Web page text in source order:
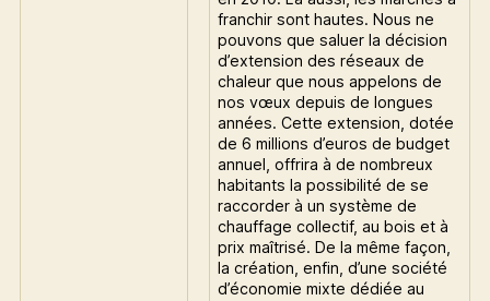
franchir sont hautes. Nous ne
pouvons que saluer la décision
d’extension des réseaux de
chaleur que nous appelons de
nos vœux depuis de longues
années. Cette extension, dotée
de 6 millions d’euros de budget
annuel, offrira à de nombreux
habitants la possibilité de se
raccorder à un système de
chauffage collectif, au bois et à
prix maîtrisé. De la même façon,
la création, enfin, d’une société
d’économie mixte dédiée au